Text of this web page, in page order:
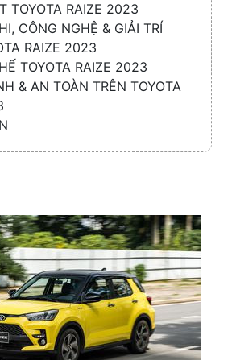
TOYOTA RAIZE 2023
CÔNG NGHỆ & GIẢI TRÍ
RAIZE 2023
TOYOTA RAIZE 2023
& AN TOÀN TRÊN TOYOTA